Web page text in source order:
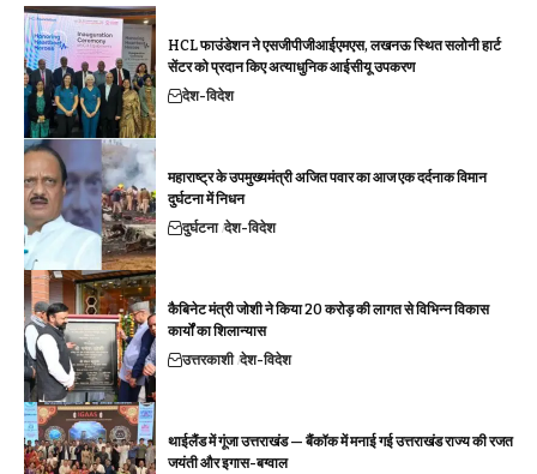
HCL फाउंडेशन ने एसजीपीजीआईएमएस, लखनऊ स्थित सलोनी हार्ट
सेंटर को प्रदान किए अत्याधुनिक आईसीयू उपकरण
देश-विदेश
महाराष्ट्र के उपमुख्यमंत्री अजित पवार का आज एक दर्दनाक विमान
दुर्घटना में निधन
दुर्घटना देश-विदेश
कैबिनेट मंत्री जोशी ने किया 20 करोड़ की लागत से विभिन्न विकास
कार्यों का शिलान्यास
उत्तरकाशी देश-विदेश
थाईलैंड में गूंजा उत्तराखंड — बैंकॉक में मनाई गई उत्तराखंड राज्य की रजत
जयंती और इगास-बग्वाल